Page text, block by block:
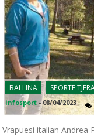
BALLINA SPORTE
infosport -08/04/2023
Vrapuesi italian Andrea